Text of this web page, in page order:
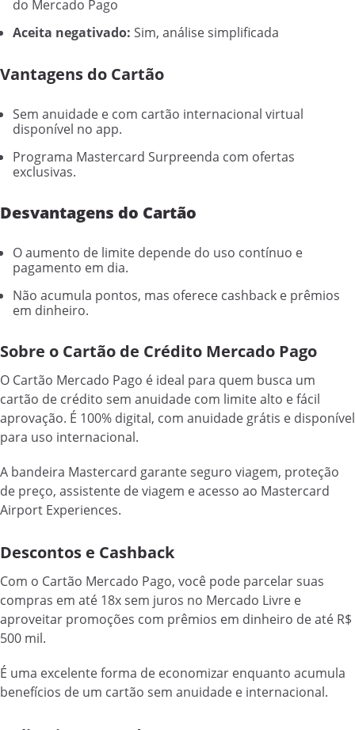
do Mercado Pago
Aceita negativado: Sim, análise simplificada
Vantagens do Cartão
Sem anuidade e com cartão internacional virtual
disponível no app.
Programa Mastercard Surpreenda com ofertas
exclusivas.
Desvantagens do Cartão
O aumento de limite depende do uso contínuo e
pagamento em dia.
Não acumula pontos, mas oferece cashback e prêmios
em dinheiro.
Sobre o Cartão de Crédito Mercado Pago
O Cartão Mercado Pago é ideal para quem busca um
cartão de crédito sem anuidade com limite alto e fácil
aprovação. É 100% digital, com anuidade grátis e disponível
para uso internacional.
A bandeira Mastercard garante seguro viagem, proteção
de preço, assistente de viagem e acesso ao Mastercard
Airport Experiences.
Descontos e Cashback
Com o Cartão Mercado Pago, você pode parcelar suas
compras em até 18x sem juros no Mercado Livre e
aproveitar promoções com prêmios em dinheiro de até R$
500 mil.
É uma excelente forma de economizar enquanto acumula
benefícios de um cartão sem anuidade e internacional.